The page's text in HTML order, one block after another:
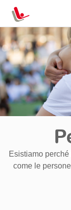
Esistiamo
come le